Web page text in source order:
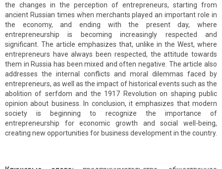
the changes in the perception of entrepreneurs, starting from
ancient Russian times when merchants played an important role in
the economy, and ending with the present day, where
entrepreneurship is becoming increasingly respected and
significant. The article emphasizes that, unlike in the West, where
entrepreneurs have always been respected, the attitude towards
them in Russia has been mixed and often negative. The article also
addresses the internal conflicts and moral dilemmas faced by
entrepreneurs, as well as the impact of historical events such as the
abolition of serfdom and the 1917 Revolution on shaping public
opinion about business. In conclusion, it emphasizes that modern
society is beginning to recognize the importance of
entrepreneurship for economic growth and social well-being,
creating new opportunities for business development in the country.